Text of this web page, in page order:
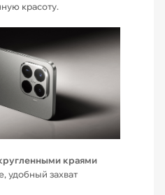
красоту.
краями
удобный захват